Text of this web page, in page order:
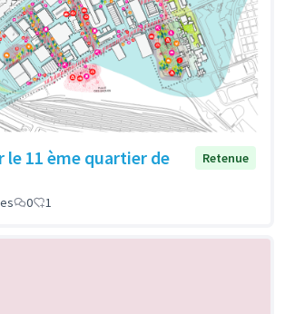
11 ème quartier de
Retenue
0 1